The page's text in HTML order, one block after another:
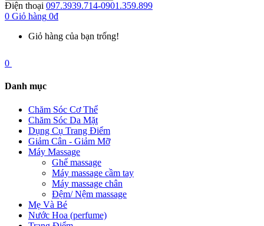
Điện thoại 097.3939.714-0901.359.899
0 Giỏ hàng 0đ
Giỏ hàng của bạn trống!
0
Danh mục
Chăm Sóc Cơ Thể
Chăm Sóc Da Mặt
Dụng Cụ Trang Điểm
Giảm Cân - Giảm Mỡ
Máy Massage
Ghế massage
Máy massage cầm tay
Máy massage chân
Đệm/ Nệm massage
Mẹ Và Bé
Nước Hoa (perfume)